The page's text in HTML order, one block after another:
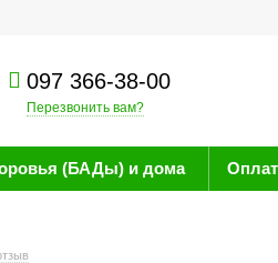
097 366-38-00
Перезвонить вам?
(БАДы) и дома